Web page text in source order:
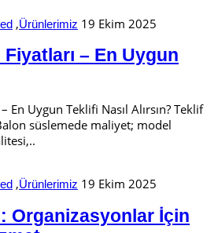
,Ürünlerimiz 19 Ekim 2025
– En Uygun
En Uygun Teklifi Nasıl Alırsın? Teklif
süslemede maliyet; model
,Ürünlerimiz 19 Ekim 2025
Organizasyonlar İçin